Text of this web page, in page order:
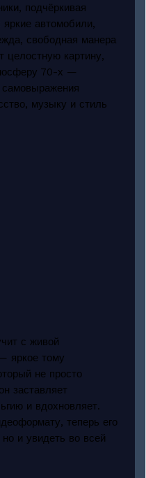
подчёркивая
автомобили,
свободная манера
целостную картину,
70-х —
самовыражения
музыку и стиль
с живой
яркое тому
не просто
заставляет
и вдохновляет.
теперь его
и увидеть во всей